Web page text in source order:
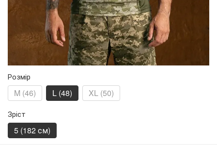
Розмір
M (46) L (48) XL (50)
Зріст
5 (182 см)